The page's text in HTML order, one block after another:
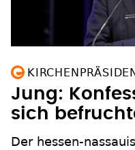
Jung:
sich
Der hessen-